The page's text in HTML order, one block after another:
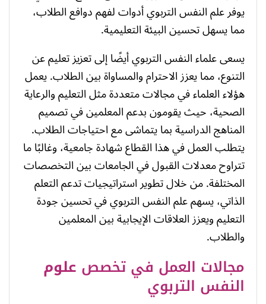
يوفر علم النفس التربوي أدوات لفهم دوافع الطلاب،
مما يسهل تحسين البيئة التعليمية.
يسعى علماء النفس التربوي أيضًا إلى تعزيز تعليم عن
التنوع، مما يعزز الاحترام والمساواة بين الطلاب. يعمل
هؤلاء العلماء في مجالات متعددة مثل التعليم والرعاية
الصحية، حيث يقومون بدعم المعلمين في تصميم
المناهج الدراسية بما يتماشى مع احتياجات الطلاب.
يتطلب العمل في هذا القطاع شهادة جامعية، وغالبًا ما
تتراوح معدلات القبول في الجامعات بين التخصصات
المختلفة. من خلال تطوير استراتيجيات تدعم التعلم
الذاتي، يسهم علم النفس التربوي في تحسين جودة
التعليم ويعزز العلاقات الإيجابية بين المعلمين
والطلاب.
مجالات العمل في تخصص علوم
النفس التربوي